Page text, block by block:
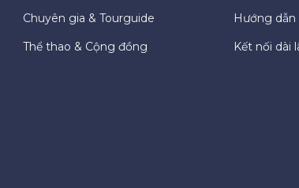
Chuyên gia & Tourguide
Thể thao & Cộng đồng
Hướng dẫn
Kết nối dài